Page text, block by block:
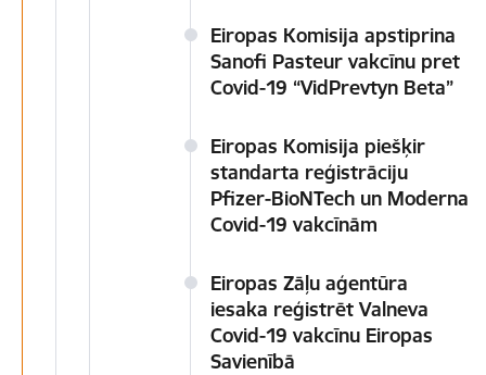
Eiropas Komisija apstiprina
Sanofi Pasteur vakcīnu pret
Covid-19 “VidPrevtyn Beta”
Eiropas Komisija piešķir
standarta reģistrāciju
Pfizer-BioNTech un Moderna
Covid-19 vakcīnām
Eiropas Zāļu aģentūra
iesaka reģistrēt Valneva
Covid-19 vakcīnu Eiropas
Savienībā